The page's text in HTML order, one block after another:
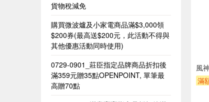
貨物稅減免
購買微波爐及小家電商品滿$3,000領
$200券(最高送$200元，此活動不得與
其他優惠活動同時使用)
0729-0901_莊臣指定品牌商品折扣後
滿359元贈35點OPENPOINT, 單筆最
高贈70點
風
滿